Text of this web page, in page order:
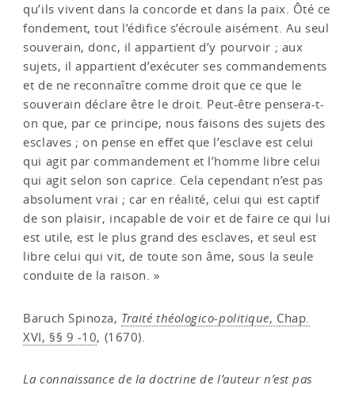
qu’ils vivent dans la concorde et dans la paix. Ôté ce
fondement, tout l’édifice s’écroule aisément. Au seul
souverain, donc, il appartient d’y pourvoir ; aux
sujets, il appartient d’exécuter ses commandements
et de ne reconnaître comme droit que ce que le
souverain déclare être le droit. Peut-être pensera-t-
on que, par ce principe, nous faisons des sujets des
esclaves ; on pense en effet que l’esclave est celui
qui agit par commandement et l’homme libre celui
qui agit selon son caprice. Cela cependant n’est pas
absolument vrai ; car en réalité, celui qui est captif
de son plaisir, incapable de voir et de faire ce qui lui
est utile, est le plus grand des esclaves, et seul est
libre celui qui vit, de toute son âme, sous la seule
conduite de la raison. »
Baruch Spinoza, Traité théologico-politique, Chap.
XVI, §§ 9 -10, (1670).
La connaissance de la doctrine de l’auteur n’est pas